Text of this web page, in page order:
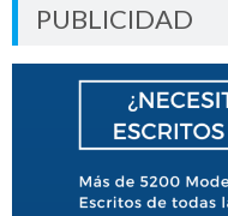
PUBLICIDAD